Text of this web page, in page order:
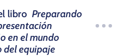
libro Preparando
en el mundo
del equipaje